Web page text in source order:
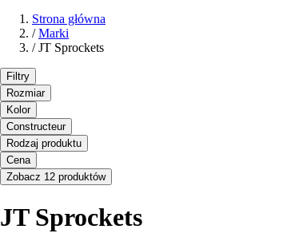
Strona główna
/ Marki
/ JT Sprockets
Filtry
Rozmiar
Kolor
Constructeur
Rodzaj produktu
Cena
Zobacz 12 produktów
JT Sprockets